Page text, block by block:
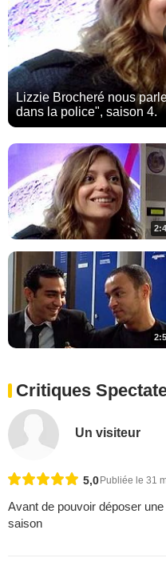
Lizzie Brocheré nous
dans la police", saison 4.
Critiques
Un visiteur
5,0 Publiée le 31
Avant de pouvoir déposer
saison